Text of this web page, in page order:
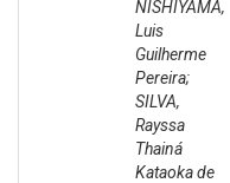
NISHIYAMA,
Luis
Guilherme
Pereira;
SILVA,
Rayssa
Thainá
Kataoka de